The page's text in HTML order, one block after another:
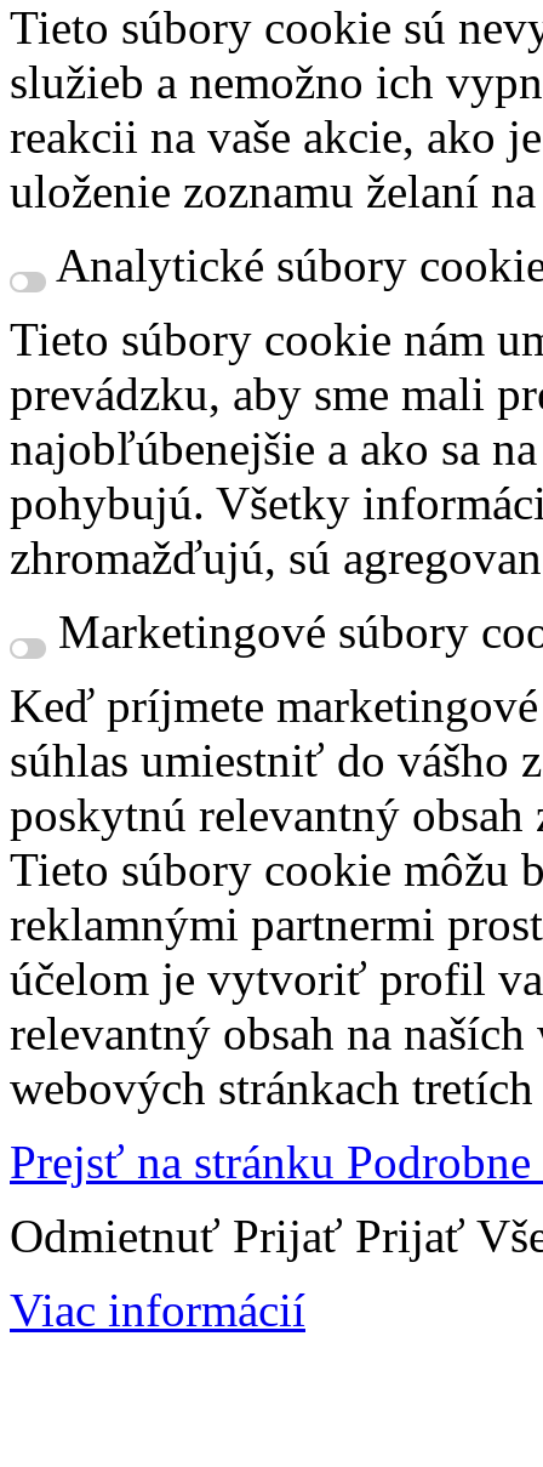
Tieto súbory cookie sú
služieb a nemožno ich
reakcii na vaše akcie, ako
uloženie zoznamu želaní
Analytické súbory
Tieto súbory cookie nám
prevádzku, aby sme mali
najobľúbenejšie a ako sa
pohybujú. Všetky
zhromažďujú, sú
Marketingové súbory
Keď príjmete
súhlas umiestniť do vášho
poskytnú relevantný
Tieto súbory cookie môžu
reklamnými partnermi
účelom je vytvoriť profil
relevantný obsah na
webových stránkach tretích
Prejsť na stránku
Odmietnuť Prijať Prijať
Viac informácií